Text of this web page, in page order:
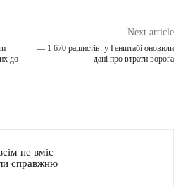
до
Next article
— 1 670 рашистів: у Генштабі оновили
дані про втрати ворога
не вміє
справжню